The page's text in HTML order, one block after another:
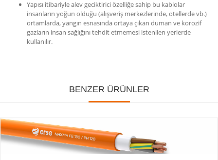
Yapısı itibariyle alev geciktirici özelliğe sahip bu kablolar
insanların yoğun olduğu (alışveriş merkezlerinde, otellerde vb.)
ortamlarda, yangın esnasında ortaya çıkan duman ve korozif
gazların insan sağlığını tehdit etmemesi istenilen yerlerde
kullanılır.
BENZER ÜRÜNLER